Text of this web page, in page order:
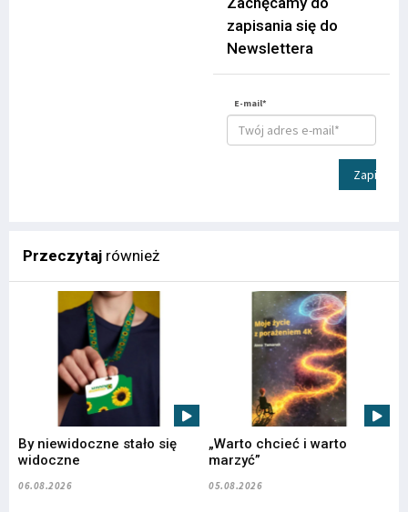
zapisania się do
Newslettera
E-mail*
Zapisz
Przeczytaj również
By niewidoczne stało się
widoczne
06.08.2026
„Warto chcieć i warto
marzyć”
05.08.2026